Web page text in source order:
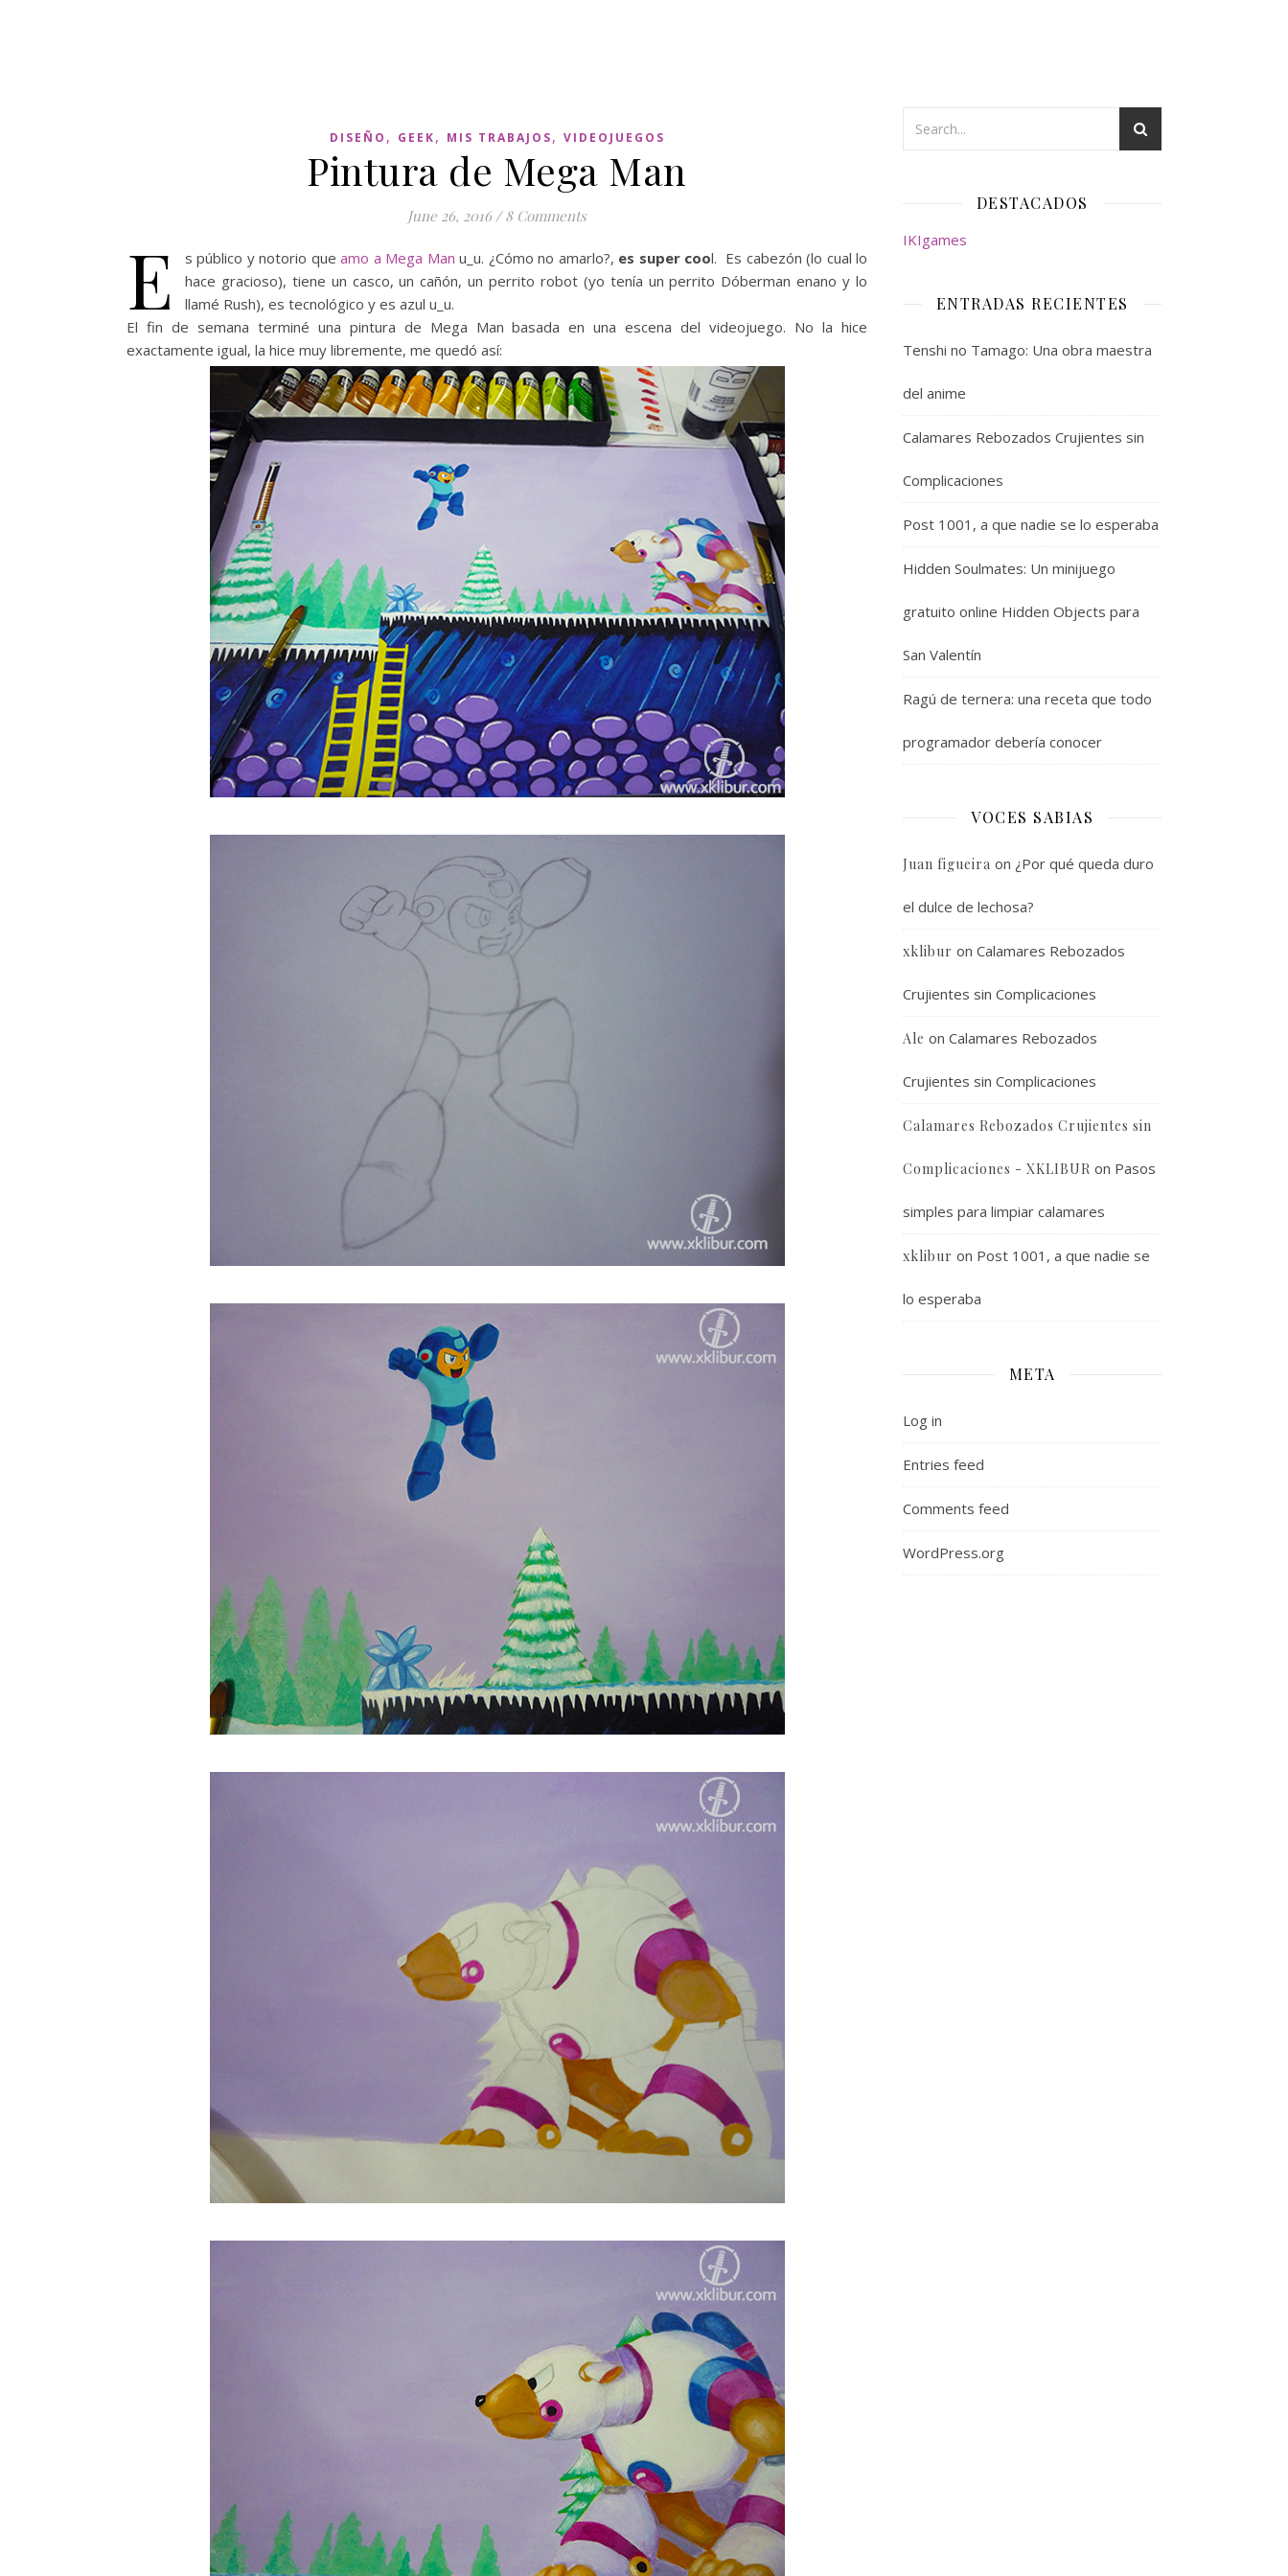
DISEÑO , GEEK, MIS TRABAJOS, VIDEOJUEGOS
Pintura de Mega Man
June 26, 2016 / 8 Comments
E s público y notorio queamo a Mega Man u_u. ¿Cómo no amarlo?, es super cool. Es cabezón (lo cual lo
hace gracioso), tiene un casco, un cañón, un perrito robot (yo tenía un perrito Dóberman enano y lo
llamé Rush), es tecnológico y es azul u_u.
El fin de semana terminé una pintura de Mega Man basada en una escena del videojuego. No la hice
exactamente igual, la hice muy libremente, me quedó así:
DESTACADOS
IKIgames
ENTRADAS RECIENTES
Tenshi no Tamago: Una obra maestra
del anime
Calamares Rebozados Crujientes sin
Complicaciones
Post 1001, a que nadie se lo esperaba
Hidden Soulmates: Un minijuego
gratuito online Hidden Objects para
San Valentín
Ragú de ternera: una receta que todo
programador debería conocer
VOCES SABIAS
Juan figueira on ¿Por qué queda duro
el dulce de lechosa?
xklibur on Calamares Rebozados
Crujientes sin Complicaciones
Ale on Calamares Rebozados
Crujientes sin Complicaciones
Calamares Rebozados Crujientes sin
Complicaciones - XKLIBUR on Pasos
simples para limpiar calamares
xklibur on Post 1001, a que nadie se
lo esperaba
META
Log in
Entries feed
Comments feed
WordPress.org